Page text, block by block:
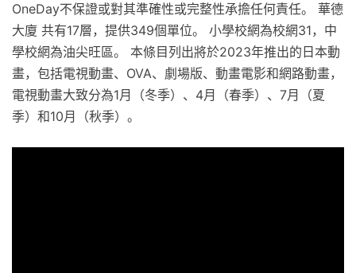
OneDay不保證或對其準確性或完整性承擔任何責任。 華德
大廈 共有17層，提供349個單位。 小學校網為校網31，中
學校網為油尖旺區。 本條目列出將於2023年推出的日本動
畫，包括電視動畫、OVA、劇場版、動畫電影和網路動畫，
電視動畫大致分為1月（冬季）、4月（春季）、7月（夏
季）和10月（秋季）。